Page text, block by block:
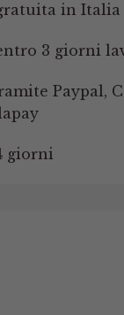
in Italia
3 giorni
Paypal,
giorni